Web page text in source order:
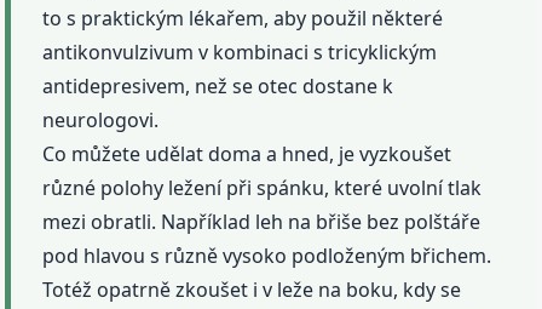
to s praktickým lékařem, aby použil některé
antikonvulzivum v kombinaci s tricyklickým
antidepresivem, než se otec dostane k
neurologovi.
Co můžete udělat doma a hned, je vyzkoušet
různé polohy ležení při spánku, které uvolní tlak
mezi obratli. Například leh na břiše bez polštáře
pod hlavou s různě vysoko podloženým břichem.
Totéž opatrně zkoušet i v leže na boku, kdy se